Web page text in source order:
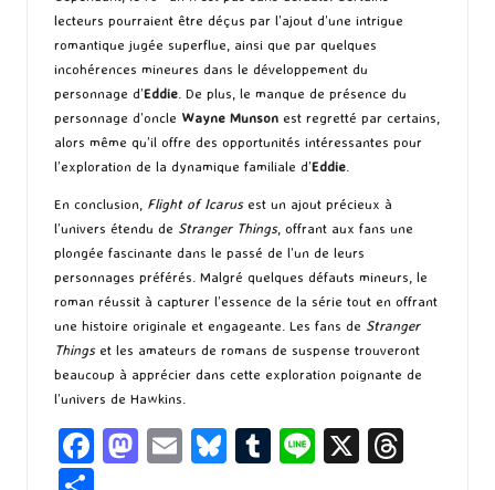
lecteurs pourraient être déçus par l’ajout d’une intrigue
romantique jugée superflue, ainsi que par quelques
incohérences mineures dans le développement du
personnage d’Eddie. De plus, le manque de présence du
personnage d’oncle Wayne Munson est regretté par certains,
alors même qu’il offre des opportunités intéressantes pour
l’exploration de la dynamique familiale d’Eddie.
En conclusion, Flight of Icarusest un ajout précieux à
l’univers étendu de Stranger Things, offrant aux fans une
plongée fascinante dans le passé de l’un de leurs
personnages préférés. Malgré quelques défauts mineurs, le
roman réussit à capturer l’essence de la série tout en offrant
une histoire originale et engageante. Les fans de Stranger
Thingset les amateurs de romans de suspense trouveront
beaucoup à apprécier dans cette exploration poignante de
l’univers de Hawkins.
Fa M E
Bl T
Li X